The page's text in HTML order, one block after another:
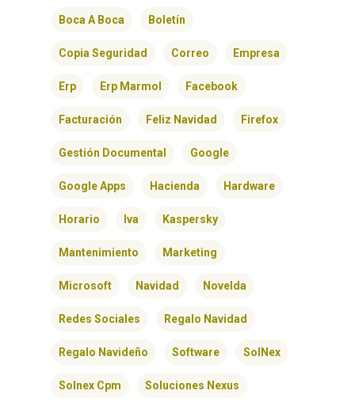
Boca A Boca Boletín
Copia Seguridad Correo Empresa
Erp Erp Marmol Facebook
Facturación Feliz Navidad Firefox
Gestión Documental Google
Google Apps Hacienda Hardware
Horario Iva Kaspersky
Mantenimiento Marketing
Microsoft Navidad Novelda
Redes Sociales Regalo Navidad
Regalo Navideño Software SolNex
Solnex Cpm Soluciones Nexus
CONTACTO